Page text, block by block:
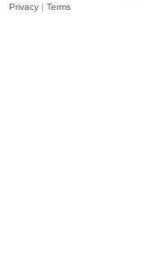
Privacy | Terms